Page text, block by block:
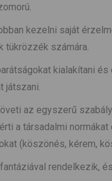
kezelni saját
tükrözzék számára.
kialakítani
játszani.
az egyszerű
a társadalmi
(köszönés, kérem,
rendelkezik,